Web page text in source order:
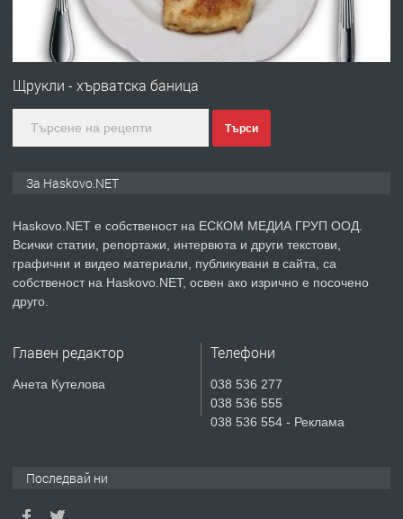
преди 3 дни
ПРЕДЛАГА
Нов апартамент на ул. Липа до
преди 5 дни
ПРЕДЛАГА
НАПЪЛНО ОБЗАВЕДЕН И
Давам гараж под наем
Щрукли - хърватска баница
Търси
За Haskovo.NET
Haskovo.NET е собственост на ЕСКОМ МЕДИА ГРУП ООД.
Всички статии, репортажи, интервюта и други текстови,
графични и видео материали, публикувани в сайта, са
собственост на Haskovo.NET, освен ако изрично е посочено
друго.
Главен редактор
Анета Кутелова
Телефони
038 536 277
038 536 555
038 536 554 - Реклама
Последвай ни